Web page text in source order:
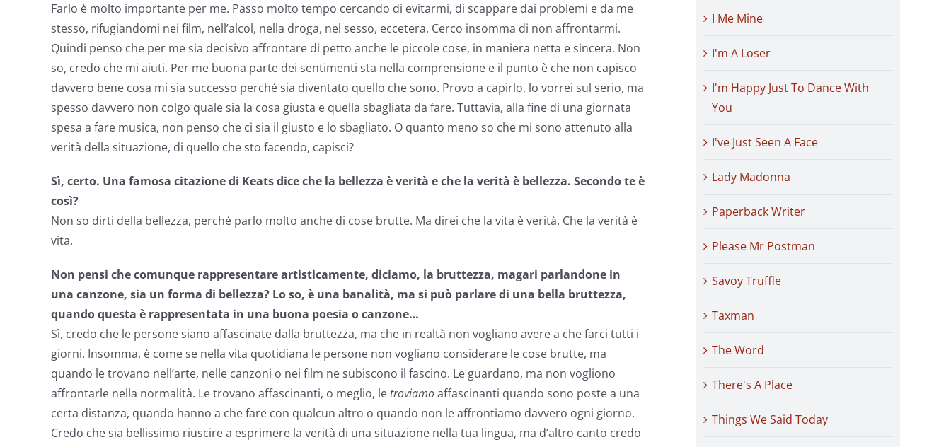
Farlo è molto importante per me. Passo molto tempo cercando di evitarmi, di scappare dai problemi e da me
stesso, rifugiandomi nei film, nell’alcol, nella droga, nel sesso, eccetera. Cerco insomma di non affrontarmi.
Quindi penso che per me sia decisivo affrontare di petto anche le piccole cose, in maniera netta e sincera. Non
so, credo che mi aiuti. Per me buona parte dei sentimenti sta nella comprensione e il punto è che non capisco
davvero bene cosa mi sia successo perché sia diventato quello che sono. Provo a capirlo, lo vorrei sul serio, ma
spesso davvero non colgo quale sia la cosa giusta e quella sbagliata da fare. Tuttavia, alla fine di una giornata
spesa a fare musica, non penso che ci sia il giusto e lo sbagliato. O quanto meno so che mi sono attenuto alla
verità della situazione, di quello che sto facendo, capisci?
Sì, certo. Una famosa citazione di Keats dice che la bellezza è verità e che la verità è bellezza. Secondo te è
così?
Non so dirti della bellezza, perché parlo molto anche di cose brutte. Ma direi che la vita è verità. Che la verità è
vita.
Non pensi che comunque rappresentare artisticamente, diciamo, la bruttezza, magari parlandone in
una canzone, sia un forma di bellezza? Lo so, è una banalità, ma si può parlare di una bella bruttezza,
quando questa è rappresentata in una buona poesia o canzone…
Sì, credo che le persone siano affascinate dalla bruttezza, ma che in realtà non vogliano avere a che farci tutti i
giorni. Insomma, è come se nella vita quotidiana le persone non vogliano considerare le cose brutte, ma
quando le trovano nell’arte, nelle canzoni o nei film ne subiscono il fascino. Le guardano, ma non vogliono
affrontarle nella normalità. Le trovano affascinanti, o meglio, le troviamoaffascinanti quando sono poste a una
certa distanza, quando hanno a che fare con qualcun altro o quando non le affrontiamo davvero ogni giorno.
Credo che sia bellissimo riuscire a esprimere la verità di una situazione nella tua lingua, ma d’altro canto credo
I Me Mine
I'm A Loser
I'm Happy Just To Dance With
You
I've Just Seen A Face
Lady Madonna
Paperback Writer
Please Mr Postman
Savoy Truffle
Taxman
The Word
There's A Place
Things We Said Today